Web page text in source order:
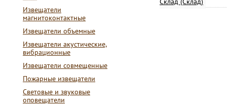
Извещатели
магнитоконтактные
Извещатели объемные
Извещатели акустические,
вибрационные
Извещатели совмещенные
Пожарные извещатели
Световые и звуковые
оповещатели